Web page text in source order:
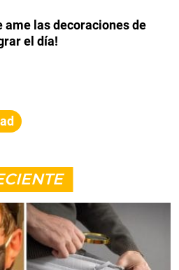
ame las decoraciones de
el día!